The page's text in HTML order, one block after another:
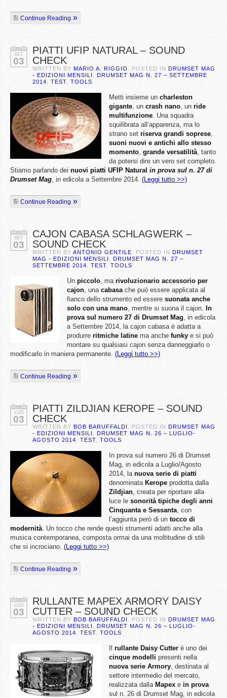
Continue Reading
SET
03
PIATTI UFIP NATURAL – SOUND
CHECK
WRITTEN BY MARIO A. RIGGIO . POSTED IN DRUMSET MAG
- EDIZIONI MENSILI
DRUMSET MAG N. 27 – SETTEMBRE
2014
TEST TOOLS
Metti insieme un charleston
gigante, un crash nano, un ride
multifunzione. Una squadra
squilibrata all’apparenza, ma lo
strano set riserva grandi soprese,
suoni nuovi e antichi allo stesso
momento, grande versatilità, tanto
da potersi dire un vero set completo.
Stiamo parlando dei nuovi piatti UFIP Natural in prova sul n. 27 di
Drumset Mag, in edicola a Settembre 2014. (Leggi tutto >>)
Continue Reading
SET
03
CAJON CABASA SCHLAGWERK –
SOUND CHECK
WRITTEN BY ANTONIO GENTILE . POSTED IN DRUMSET
MAG - EDIZIONI MENSILI
DRUMSET MAG N. 27 –
SETTEMBRE 2014
TEST TOOLS
Un piccolo, ma rivoluzionario accessorio per
cajon, una cabasache può essere applicata al
fianco dello strumento ed essere suonata anche
solo con una mano, mentre si suona il cajon. In
prova sul numero 27 di Drumset Mag, in edicola
a Settembre 2014, la cajon cabasa è adatta a
produrre ritmiche latine ma anche funky e si può
montare su qualsiasi cajon senza danneggiarlo o
modificarlo in maniera permanente. (Leggi tutto >>)
Continue Reading
LUG
03
PIATTI ZILDJIAN KEROPE – SOUND
CHECK
WRITTEN BY BOB BARUFFALDI . POSTED IN DRUMSET MAG
- EDIZIONI MENSILI
DRUMSET MAG N. 26 – LUGLIO-
AGOSTO 2014
TEST TOOLS
In prova sul numero 26 di Drumset
Mag, in edicola a Luglio/Agosto
2014, la nuova serie di piatti
denominata Kerope prodotta dalla
Zildjian, creata per riportare alla
luce le sonorità tipiche degli anni
Cinquanta e Sessanta, con
l’aggiunta però di un tocco di
modernità. Un tocco che rende questi strumenti adatti anche alla
musica contemporanea, composta ormai da una moltitudine di stili
che si incrociano. (Leggi tutto >>)
Continue Reading
LUG
03
RULLANTE MAPEX ARMORY DAISY
CUTTER – SOUND CHECK
WRITTEN BY BOB BARUFFALDI . POSTED IN DRUMSET MAG
- EDIZIONI MENSILI
DRUMSET MAG N. 26 – LUGLIO-
AGOSTO 2014
TEST TOOLS
rullante Daisy Cutter è uno dei
cinque modelli presenti nella
nuova serie Armory, destinata al
settore intermedio del mercato,
realizzata dalla Mapex e in prova
sul n. 26 di Drumset Mag, in edicola